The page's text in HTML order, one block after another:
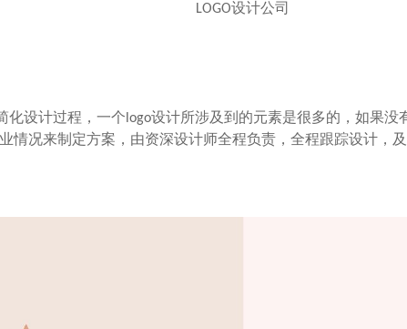
LOGO设计公司
设计过程，一个logo设计所涉及到的元素是很多的，如果没
情况来制定方案，由资深设计师全程负责，全程跟踪设计，